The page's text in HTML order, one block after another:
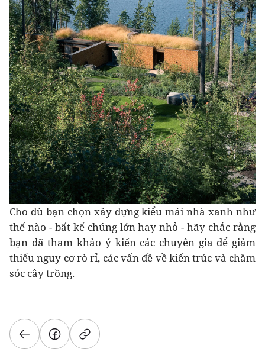
Cho dù bạn chọn xây dựng kiểu mái nhà xanh như
thế nào - bất kể chúng lớn hay nhỏ - hãy chắc rằng
bạn đã tham khảo ý kiến các chuyên gia để giảm
thiểu nguy cơ rò rỉ, các vấn đề về kiến trúc và chăm
sóc cây trồng.